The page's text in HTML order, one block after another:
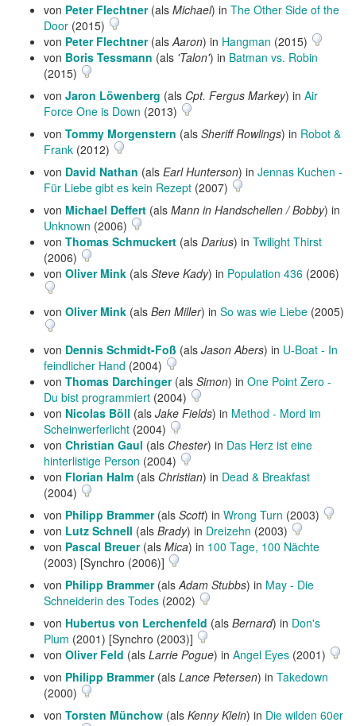
von Peter Flechtner(als Michael) in The Other Side of the
Door (2015)
von Peter Flechtner(alsAaron) in Hangman (2015)
von Boris Tessmann (als 'Talon') in Batman vs. Robin
(2015)
von Jaron Löwenberg (als Cpt. Fergus Markey) in Air
Force One is Down (2013)
von Tommy Morgenstern (als Sheriff Rowlings) in Robot &
Frank (2012)
von David Nathan (als Earl Hunterson) in Jennas Kuchen -
Für Liebe gibt es kein Rezept (2007)
von Michael Deffert (als Mann in Handschellen / Bobby) in
Unknown (2006)
von Thomas Schmuckert (als Darius) in Twilight Thirst
(2006)
von Oliver Mink (als Steve Kady) in Population 436 (2006)
von Oliver Mink (als Ben Miller) in So was wie Liebe (2005)
von Dennis Schmidt-Foß (als Jason Abers) in U-Boat - In
feindlicher Hand (2004)
von Thomas Darchinger(als Simon) in One Point Zero -
Du bist programmiert (2004)
von Nicolas Böll (als Jake Fields) in Method - Mord im
Scheinwerferlicht (2004)
von Christian Gaul (als Chester) in Das Herz ist eine
hinterlistige Person (2004)
von Florian Halm (als Christian) in Dead & Breakfast
(2004)
von Philipp Brammer(als Scott) in Wrong Turn (2003)
von Lutz Schnell (als Brady) in Dreizehn (2003)
von Pascal Breuer(als Mica) in 100 Tage, 100 Nächte
(2003) [Synchro (2006)]
von Philipp Brammer(alsAdam Stubbs) in May - Die
Schneiderin des Todes (2002)
von Hubertus von Lerchenfeld (als Bernard) in Don's
Plum (2001) [Synchro (2003)]
von Oliver Feld (als Larrie Pogue) in Angel Eyes (2001)
von Philipp Brammer(als Lance Petersen) in Takedown
(2000)
von Torsten Münchow (als Kenny Klein) in Die wilden 60er